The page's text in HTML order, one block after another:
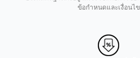
ข้อกำหนดและเงื่อนไข